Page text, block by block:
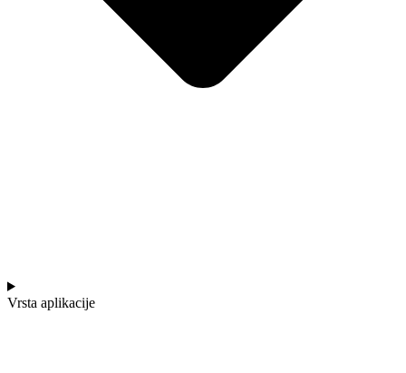
Vrsta aplikacije